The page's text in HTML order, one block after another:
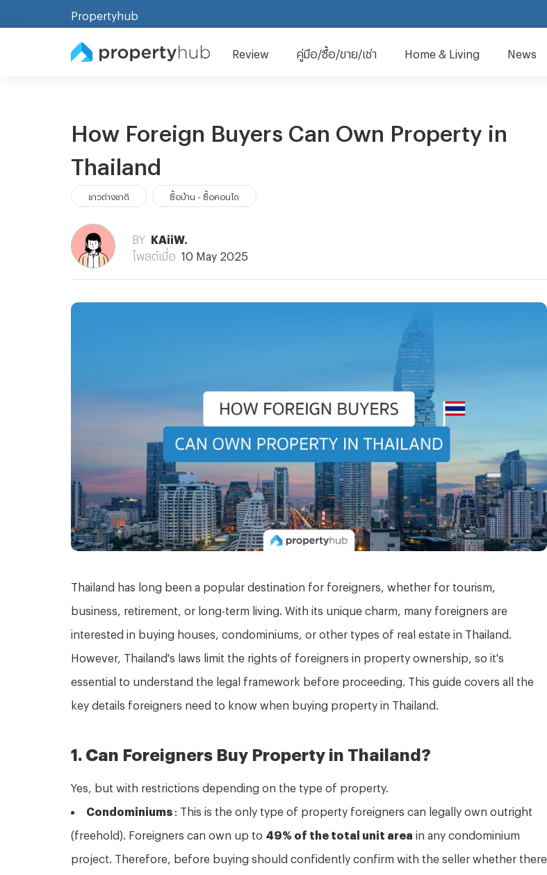
Propertyhub
Review คู่มือ/ซื้อ/ขาย/เช่า Home & Living News
How Foreign Buyers Can Own Property in
Thailand
ชาวต่างชาติ ซื้อบ้าน - ซื้อคอนโด
BY
KAiiW.
โพสต์เมื่อ
10 May 2025
Thailand has long been a popular destination for foreigners, whether for tourism,
business, retirement, or long-term living. With its unique charm, many foreigners are
interested in buying houses, condominiums, or other types of real estate in Thailand.
However, Thailand's laws limit the rights of foreigners in property ownership, so it's
essential to understand the legal framework before proceeding. This guide covers all the
key details foreigners need to know when buying property in Thailand.
1. Can Foreigners Buy Property in Thailand?
Yes, but with restrictions depending on the type of property.
Condominiums : This is the only type of property foreigners can legally own outright
(freehold). Foreigners can own up to 49% of the total unit area in any condominium
project. Therefore, before buying should confidently confirm with the seller whether there